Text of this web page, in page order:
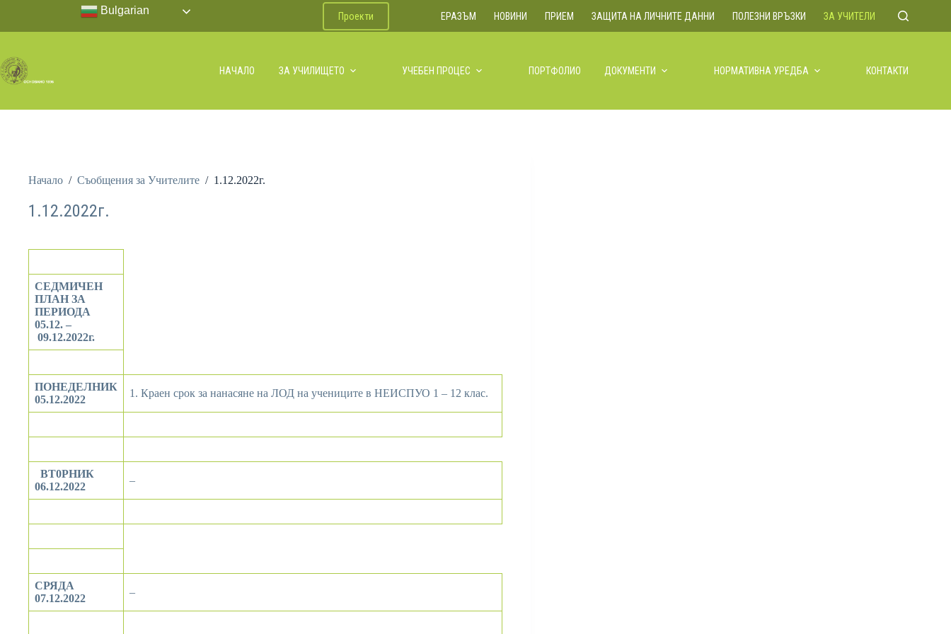
Проекти ЕРАЗЪМ НОВИНИ ПРИЕМ ЗАЩИТА НА ЛИЧНИТЕ ДАННИ ПОЛЕЗНИ ВРЪЗКИ ЗА УЧИТЕЛИ
НАЧАЛО ЗА УЧИЛИЩЕТО УЧЕБЕН ПРОЦЕС ПОРТФОЛИО ДОКУМЕНТИ НОРМАТИВНА УРЕДБА КОНТАКТИ
Начало / Съобщения за Учителите / 1.12.2022г.
1.12.2022г.
СЕДМИЧЕН
ПЛАН ЗА
ПЕРИОДА
05.12. –
09.12.2022г.
ПОНЕДЕЛНИК
05.12.2022
1. Краен срок за нанасяне на ЛОД на учениците в НЕИСПУО 1 – 12 клас.
ВТ0РНИК
06.12.2022
–
СРЯДА
07.12.2022
–
Bulgarian